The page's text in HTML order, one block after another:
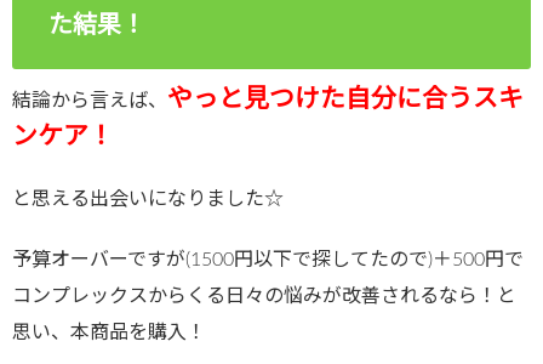
た結果！
結論から言えば、 やっと見つけた自分に合うスキ
ンケア！
と思える出会いになりました☆
予算オーバーですが(1500円以下で探してたので)＋500円で
コンプレックスからくる日々の悩みが改善されるなら！と
思い、本商品を購入！